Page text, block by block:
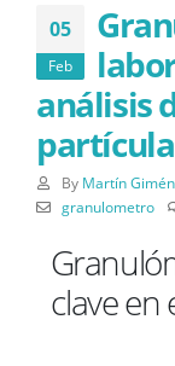
05
Feb
análisis
By Martín
granulometro
clave en